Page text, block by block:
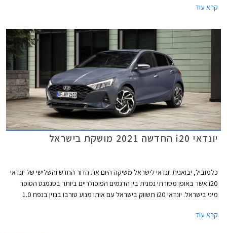
קרא עוד
יונדאי i20 החדשה 2021 מושקת בישראל
כלמוביל, יבואנית יונדאי לישראל משיקה היום את הדור החדש והשלישי של יונדאי
i20 אשר באופן מסורתי נמנית בין הדגמים הפופולריים ביותר בסגמנט הסופר
מיני בישראל. יונדאי i20 תשווק בישראל עם אותו מנוע טורבו בנזין בנפח 1.0
99,900 ₪.
קרא עוד